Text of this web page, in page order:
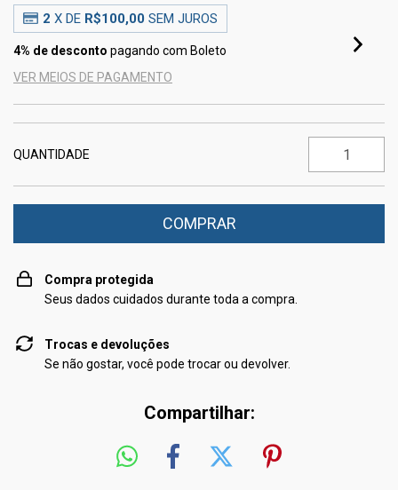
2 X DE R$100,00 SEM JUROS
4% de desconto pagando com Boleto
VER MEIOS DE PAGAMENTO
QUANTIDADE
Compra protegida
Seus dados cuidados durante toda a compra.
Trocas e devoluções
Se não gostar, você pode trocar ou devolver.
Compartilhar: